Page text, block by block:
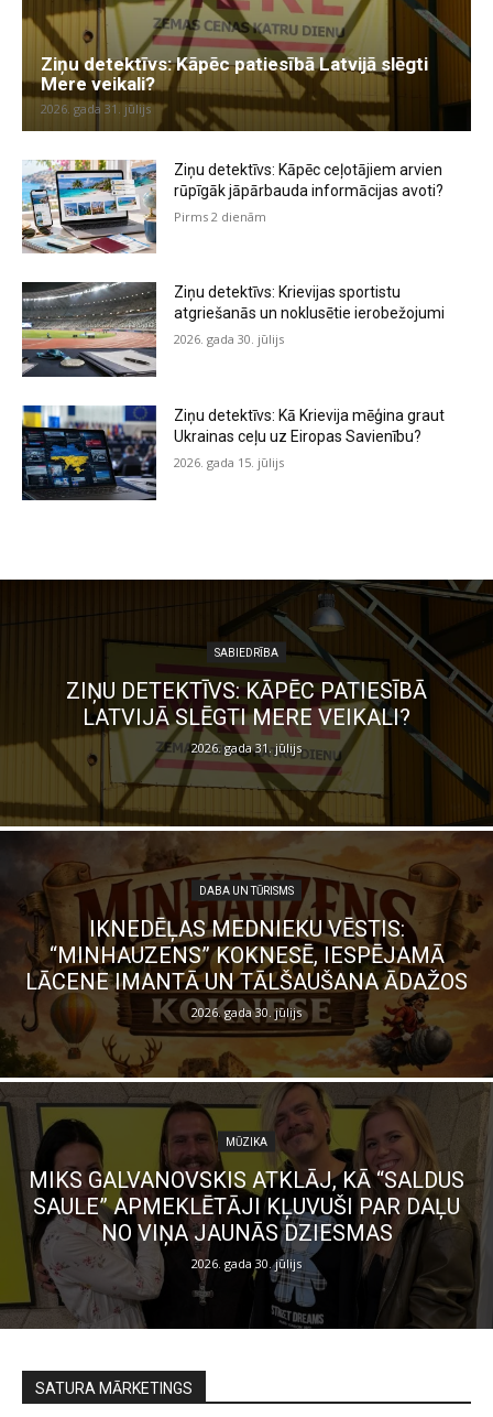
Ziņu detektīvs: Kāpēc patiesībā Latvijā slēgti
Mere veikali?
2026. gada 31. jūlijs
Ziņu detektīvs: Kāpēc ceļotājiem arvien
rūpīgāk jāpārbauda informācijas avoti?
Pirms 2 dienām
Ziņu detektīvs: Krievijas sportistu
atgriešanās un noklusētie ierobežojumi
2026. gada 30. jūlijs
Ziņu detektīvs: Kā Krievija mēģina graut
Ukrainas ceļu uz Eiropas Savienību?
2026. gada 15. jūlijs
SABIEDRĪBA
ZIŅU DETEKTĪVS: KĀPĒC PATIESĪBĀ
LATVIJĀ SLĒGTI MERE VEIKALI?
2026. gada 31. jūlijs
DABA UN TŪRISMS
IKNEDĒĻAS MEDNIEKU VĒSTIS:
“MINHAUZENS” KOKNESĒ, IESPĒJAMĀ
LĀCENE IMANTĀ UN TĀLŠAUŠANA ĀDAŽOS
2026. gada 30. jūlijs
MŪZIKA
MIKS GALVANOVSKIS ATKLĀJ, KĀ “SALDUS
SAULE” APMEKLĒTĀJI KĻUVUŠI PAR DAĻU
NO VIŅA JAUNĀS DZIESMAS
2026. gada 30. jūlijs
SATURA MĀRKETINGS